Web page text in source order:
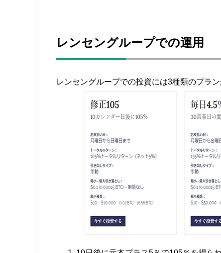
レンセングループでの運用
レンセングループでの投資には3種類のプラ